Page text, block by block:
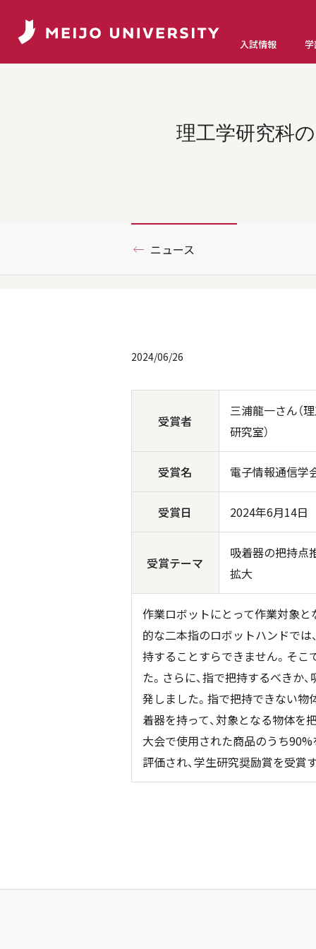
入試情報 学
理工学研究科
ニュース
2024/06/26
受賞者
三浦龍一さん（
研究室）
受賞名 電子情報通信学
受賞日 2024年6月14日
受賞テーマ
吸着器の把持点
拡大
作業ロボットにとって作業対象と
的な二本指のロボットハンドでは
持することすらできません。そこ
た。さらに、指で把持するべきか
発しました。指で把持できない物
着器を持って、対象となる物体を
大会で使用された商品のうち
評価され、学生研究奨励賞を受賞